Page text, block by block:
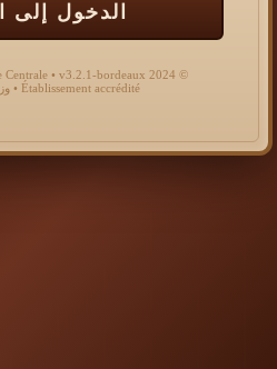
الدخول إلى
© 2024 Bibliothèque Universitaire Centrale • v3.2.1-bordeaux
Établissement accrédité • وزارة التعليم العالي